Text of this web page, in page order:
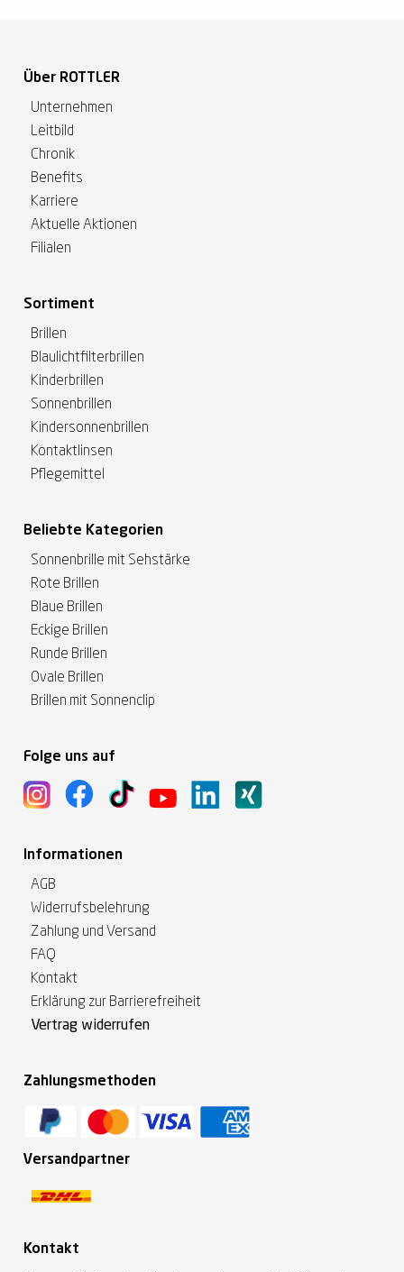
Über ROTTLER
Unternehmen
Leitbild
Chronik
Benefits
Karriere
Aktuelle Aktionen
Filialen
Sortiment
Brillen
Blaulichtfilterbrillen
Kinderbrillen
Sonnenbrillen
Kindersonnenbrillen
Kontaktlinsen
Pflegemittel
Beliebte Kategorien
Sonnenbrille mit Sehstärke
Rote Brillen
Blaue Brillen
Eckige Brillen
Runde Brillen
Ovale Brillen
Brillen mit Sonnenclip
Folge uns auf
Informationen
AGB
Widerrufsbelehrung
Zahlung und Versand
FAQ
Kontakt
Erklärung zur Barrierefreiheit
Vertrag widerrufen
Zahlungsmethoden
Versandpartner
Kontakt